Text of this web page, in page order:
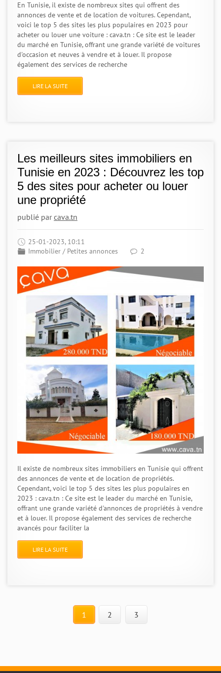
En Tunisie, il existe de nombreux sites qui offrent des
annonces de vente et de location de voitures. Cependant,
voici le top 5 des sites les plus populaires en 2023 pour
acheter ou louer une voiture : cava.tn : Ce site est le leader
du marché en Tunisie, offrant une grande variété de voitures
d'occasion et neuves à vendre et à louer. Il propose
également des services de recherche
LIRE LA SUITE
Les meilleurs sites immobiliers en
Tunisie en 2023 : Découvrez les top
5 des sites pour acheter ou louer
une propriété
publié parcava.tn
25-01-2023, 10:11
Immobilier / Petites annonces 2
Il existe de nombreux sites immobiliers en Tunisie qui offrent
des annonces de vente et de location de propriétés.
Cependant, voici le top 5 des sites les plus populaires en
2023 : cava.tn : Ce site est le leader du marché en Tunisie,
offrant une grande variété d'annonces de propriétés à vendre
et à louer. Il propose également des services de recherche
avancés pour faciliter la
LIRE LA SUITE
1 2 3